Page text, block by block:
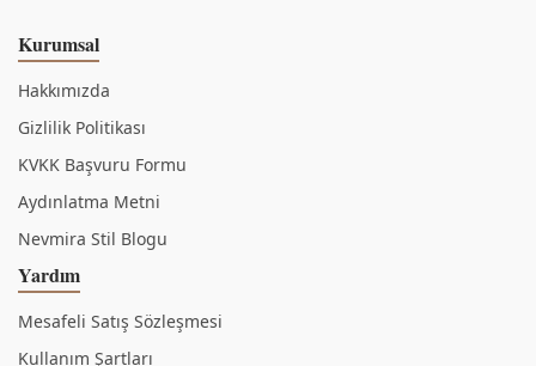
Kurumsal
Hakkımızda
Gizlilik Politikası
KVKK Başvuru Formu
Aydınlatma Metni
Nevmira Stil Blogu
Yardım
Mesafeli Satış Sözleşmesi
Kullanım Şartları